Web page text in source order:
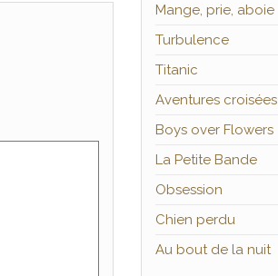
Mange, prie, aboie
Turbulence
Titanic
Aventures croisées
Boys over Flowers
La Petite Bande
Obsession
Chien perdu
Au bout de la nuit